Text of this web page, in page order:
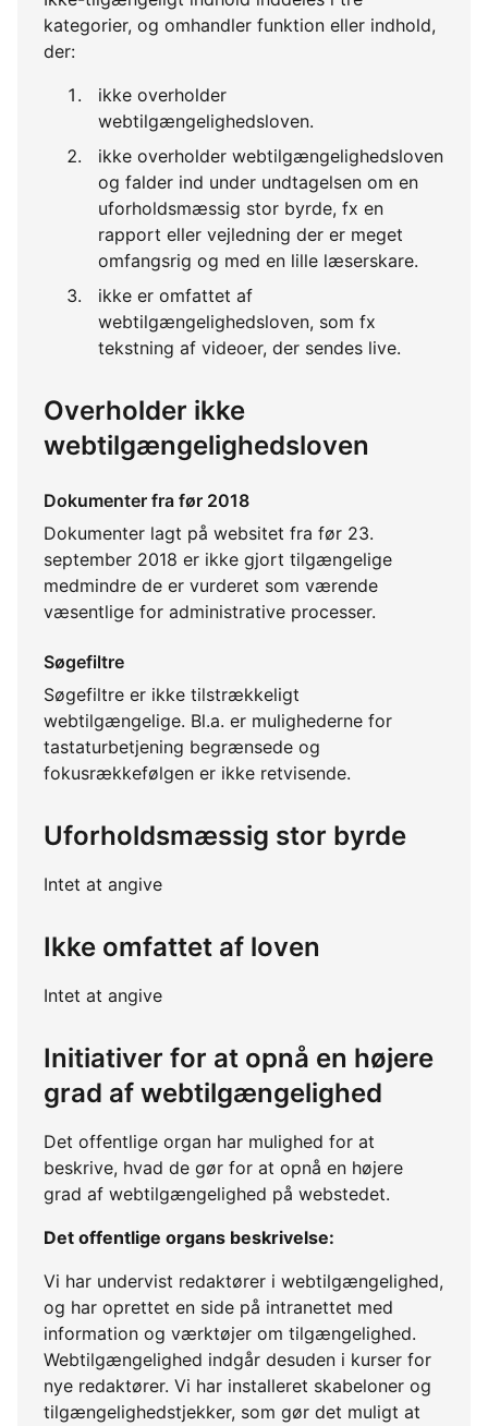
kategorier, og omhandler funktion eller indhold,
der:
ikke overholder
webtilgængelighedsloven.
ikke overholder webtilgængelighedsloven
og falder ind under undtagelsen om en
uforholdsmæssig stor byrde, fx en
rapport eller vejledning der er meget
omfangsrig og med en lille læserskare.
ikke er omfattet af
webtilgængelighedsloven, som fx
tekstning af videoer, der sendes live.
Overholder ikke
webtilgængelighedsloven
Dokumenter fra før 2018
Dokumenter lagt på websitet fra før 23.
september 2018 er ikke gjort tilgængelige
medmindre de er vurderet som værende
væsentlige for administrative processer.
Søgefiltre
Søgefiltre er ikke tilstrækkeligt
webtilgængelige. Bl.a. er mulighederne for
tastaturbetjening begrænsede og
fokusrækkefølgen er ikke retvisende.
Uforholdsmæssig stor byrde
Intet at angive
Ikke omfattet af loven
Intet at angive
Initiativer for at opnå en højere
grad af webtilgængelighed
Det offentlige organ har mulighed for at
beskrive, hvad de gør for at opnå en højere
grad af webtilgængelighed på webstedet.
Det offentlige organs beskrivelse:
Vi har undervist redaktører i webtilgængelighed,
og har oprettet en side på intranettet med
information og værktøjer om tilgængelighed.
Webtilgængelighed indgår desuden i kurser for
nye redaktører. Vi har installeret skabeloner og
tilgængelighedstjekker, som gør det muligt at